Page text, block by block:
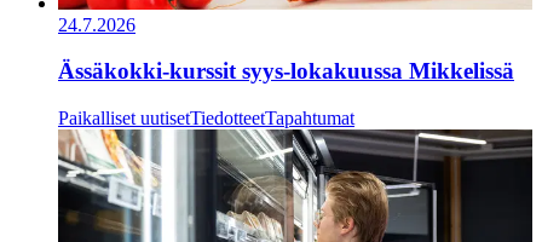
24.7.2026
Ässäkokki-kurssit syys-lokakuussa Mikkelissä
Paikalliset uutisetTiedotteetTapahtumat